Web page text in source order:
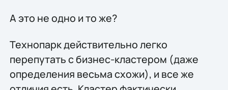
А это не одно и то же?
Технопарк действительно легко
перепутать с бизнес-кластером (даже
определения весьма схожи), и все же